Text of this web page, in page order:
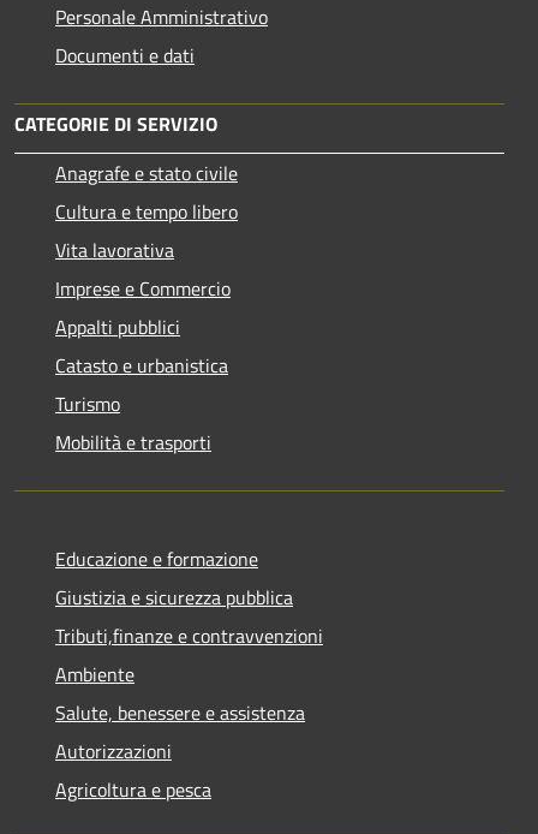
Personale Amministrativo
Documenti e dati
CATEGORIE DI SERVIZIO
Anagrafe e stato civile
Cultura e tempo libero
Vita lavorativa
Imprese e Commercio
Appalti pubblici
Catasto e urbanistica
Turismo
Mobilità e trasporti
Educazione e formazione
Giustizia e sicurezza pubblica
Tributi,finanze e contravvenzioni
Ambiente
Salute, benessere e assistenza
Autorizzazioni
Agricoltura e pesca